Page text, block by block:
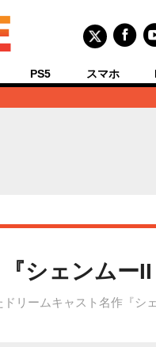
PS5 スマホ
『シェンムー
リームキャスト名作『